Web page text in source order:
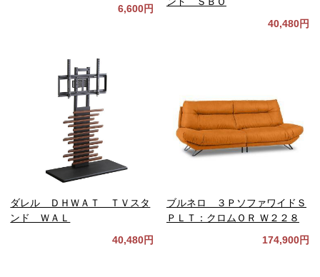
6,600円
40,480円
ダレル ＤＨＷＡＴ ＴＶスタ
ンド ＷＡＬ
40,480円
ブルネロ ３ＰソファワイドＳ
ＰＬＴ：クロムＯＲ Ｗ２２８
174,900円